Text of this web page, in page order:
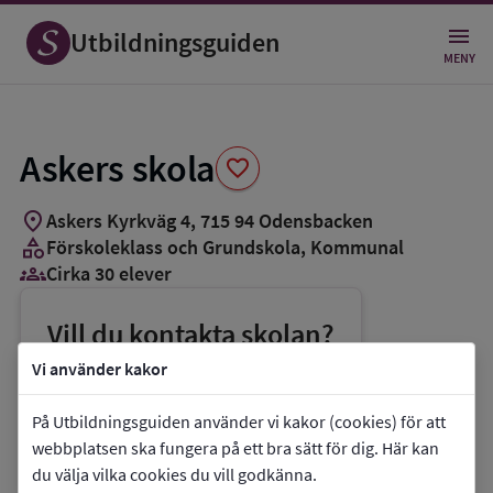
Vi använder kakor
På Utbildningsguiden använder vi kakor (cookies) för att
webbplatsen ska fungera på ett bra sätt för dig. Här kan
du välja vilka cookies du vill godkänna.
Utbildningsguiden MENY
Askers skola favorite
Spara
som
favorit
location_onAskers Kyrkväg 4, 71594 Odensbacken
categoryFörskoleklass och Grundskola, Kommunal
groups_3Cirka 30 elever
Vill du kontakta skolan?
phoneTelefon:019-215832
E-post: askersskola@orebro.se
link Webbplats:Askers skola